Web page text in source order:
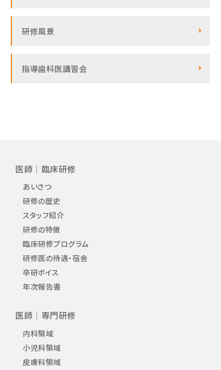
研修風景
指導歯科医講習会
医師｜臨床研修
あいさつ
研修の歴史
スタッフ紹介
研修の特徴
臨床研修プログラム
研修医の待遇・宿舎
卒研ボイス
年次報告書
医師｜専門研修
内科領域
小児科領域
皮膚科領域